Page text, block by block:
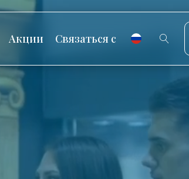
Акции Связаться с